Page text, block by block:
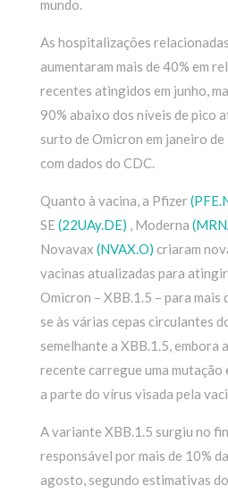
mundo.
As hospitalizações
aumentaram mais de 40% em
recentes atingidos em junho,
90% abaixo dos níveis de pico
surto de Omicron em janeiro
com dados do CDC.
Quanto à vacina, a Pfizer
SE(22UAy.DE) , Moderna
Novavax (NVAX.O) criaram
vacinas atualizadas para
Omicron – XBB.1.5 – para mais
se às várias cepas circulantes
semelhante a XBB.1.5, embora
recente carregue uma mutação
a parte do vírus visada pela
A variante XBB.1.5 surgiu no
responsável por mais de 10%
agosto, segundo estimativas